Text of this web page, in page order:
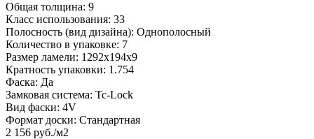
Общая толщина: 9
Класс использования: 33
Полосность (вид дизайна): Однополосный
Количество в упаковке: 7
Размер ламели: 1292х194х9
Кратность упаковки: 1.754
Фаска: Да
Замковая система: Tc-Lock
Вид фаски: 4V
Формат доски: Стандартная
2 156 руб./м2